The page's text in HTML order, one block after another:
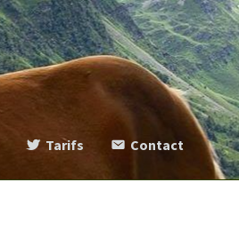
Tarifs Contact